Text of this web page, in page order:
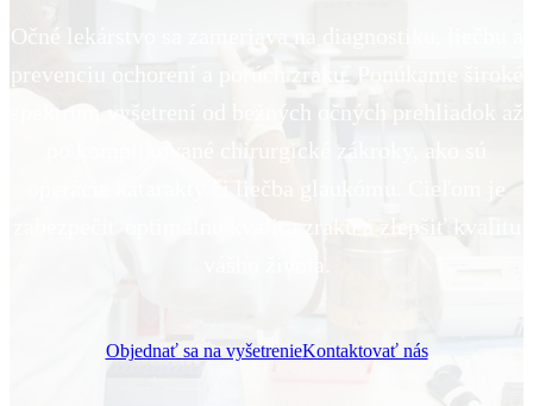
prevenciu ochorení a porúch zraku. Ponúkame široké
spektrum vyšetrení od bežných očných prehliadok až
zabezpečiť optimálnu kvalitu zraku a zlepšiť kvalitu
Objednať sa na vyšetrenieKontaktovať nás